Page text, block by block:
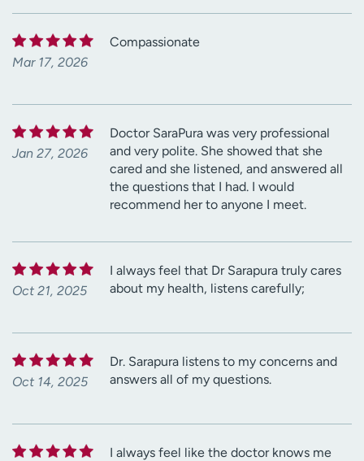
Mar 17, 2026
Compassionate
Jan 27, 2026
Doctor SaraPura was very professional
and very polite. She showed that she
cared and she listened, and answered all
the questions that I had. I would
recommend her to anyone I meet.
Oct 21, 2025
I always feel that Dr Sarapura truly cares
about my health, listens carefully;
Oct 14, 2025
Dr. Sarapura listens to my concerns and
answers all of my questions.
I always feel like the doctor knows me